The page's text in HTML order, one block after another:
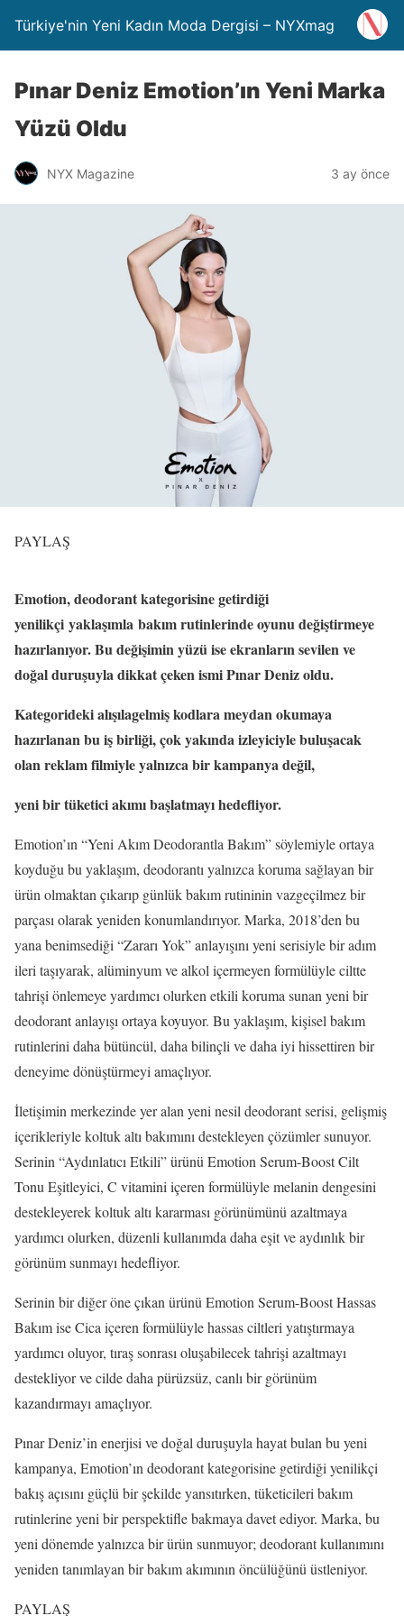
Türkiye'nin Yeni Kadın Moda Dergisi – NYXmag
Pınar Deniz Emotion’ın Yeni Marka
Yüzü Oldu
NYX Magazine 3 ay önce
PAYLAŞ
Emotion, deodorant kategorisine getirdiği
yenilikçi yaklaşımla bakım rutinlerinde oyunu değiştirmeye
hazırlanıyor. Bu değişimin yüzü ise ekranların sevilen ve
doğal duruşuyla dikkat çeken ismi Pınar Deniz oldu.
Kategorideki alışılagelmiş kodlara meydan okumaya
hazırlanan bu iş birliği, çok yakında izleyiciyle buluşacak
olan reklam filmiyle yalnızca bir kampanya değil,
yeni bir tüketici akımı başlatmayı hedefliyor.
Emotion’ın “Yeni Akım Deodorantla Bakım” söylemiyle ortaya
koyduğu bu yaklaşım, deodorantı yalnızca koruma sağlayan bir
ürün olmaktan çıkarıp günlük bakım rutininin vazgeçilmez bir
parçası olarak yeniden konumlandırıyor. Marka, 2018’den bu
yana benimsediği “Zararı Yok” anlayışını yeni serisiyle bir adım
ileri taşıyarak, alüminyum ve alkol içermeyen formülüyle ciltte
tahrişi önlemeye yardımcı olurken etkili koruma sunan yeni bir
deodorant anlayışı ortaya koyuyor. Bu yaklaşım, kişisel bakım
rutinlerini daha bütüncül, daha bilinçli ve daha iyi hissettiren bir
deneyime dönüştürmeyi amaçlıyor.
İletişimin merkezinde yer alan yeni nesil deodorant serisi, gelişmiş
içerikleriyle koltuk altı bakımını destekleyen çözümler sunuyor.
Serinin “Aydınlatıcı Etkili” ürünü Emotion Serum-Boost Cilt
Tonu Eşitleyici, C vitamini içeren formülüyle melanin dengesini
destekleyerek koltuk altı kararması görünümünü azaltmaya
yardımcı olurken, düzenli kullanımda daha eşit ve aydınlık bir
görünüm sunmayı hedefliyor.
Serinin bir diğer öne çıkan ürünü Emotion Serum-Boost Hassas
Bakım ise Cica içeren formülüyle hassas ciltleri yatıştırmaya
yardımcı oluyor, tıraş sonrası oluşabilecek tahrişi azaltmayı
destekliyor ve cilde daha pürüzsüz, canlı bir görünüm
kazandırmayı amaçlıyor.
Pınar Deniz’in enerjisi ve doğal duruşuyla hayat bulan bu yeni
kampanya, Emotion’ın deodorant kategorisine getirdiği yenilikçi
bakış açısını güçlü bir şekilde yansıtırken, tüketicileri bakım
rutinlerine yeni bir perspektifle bakmaya davet ediyor. Marka, bu
yeni dönemde yalnızca bir ürün sunmuyor; deodorant kullanımını
yeniden tanımlayan bir bakım akımının öncülüğünü üstleniyor.
PAYLAŞ